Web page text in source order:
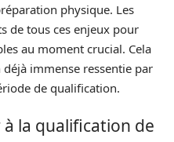
physique. Les
de tous ces enjeux pour
au moment crucial. Cela
déjà immense ressentie par
de qualification.
la qualification de